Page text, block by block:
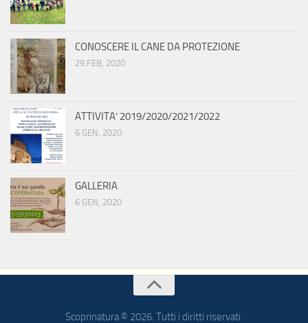
CONOSCERE IL CANE DA PROTEZIONE
29 FEB, 2020
ATTIVITA’ 2019/2020/2021/2022
6 GEN, 2020
GALLERIA
6 GEN, 2020
Scoprinatura © 2026. Tutti i diritti riservati.